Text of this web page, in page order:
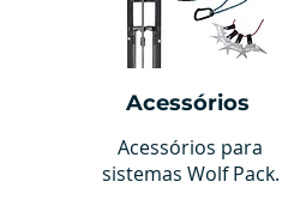
Acessórios
Acessórios para
sistemas Wolf Pack.